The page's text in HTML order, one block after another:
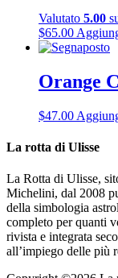
Valutato 5.00
$65.00
Orange
$47.00
La rotta di Ulisse
La Rotta di Ulisse,
Michelini, dal 2008
della simbologia
completo per quanti
rivista e integrata
all’impiego delle più